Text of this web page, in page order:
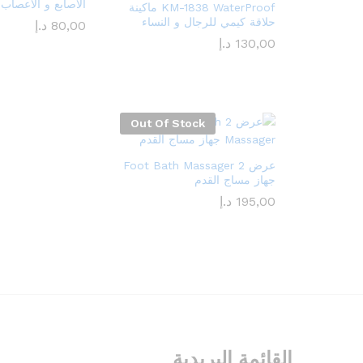
KM-1838 WaterProof ماكينة
حلاقة كيمي للرجال و النساء
130,00 د.إ
الاصابع و الاعصاب
80,00 د.إ
Out Of Stock
عرض 2 Foot Bath Massager
جهاز مساج القدم
195,00 د.إ